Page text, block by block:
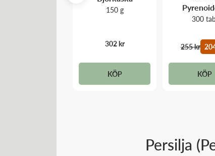
150 g
302 kr
KÖP
300
255 kr
KÖP
Persilja